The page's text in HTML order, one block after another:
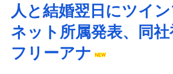
人と結婚翌日にツイ
ネット所属発表、同社
フリーアナ